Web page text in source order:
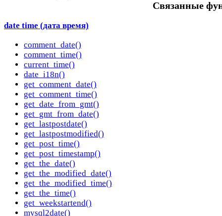
Cвязанные
date time (дата время)
comment_date()
comment_time()
current_time()
date_i18n()
get_comment_date()
get_comment_time()
get_date_from_gmt()
get_gmt_from_date()
get_lastpostdate()
get_lastpostmodified()
get_post_time()
get_post_timestamp()
get_the_date()
get_the_modified_date()
get_the_modified_time()
get_the_time()
get_weekstartend()
mysql2date()